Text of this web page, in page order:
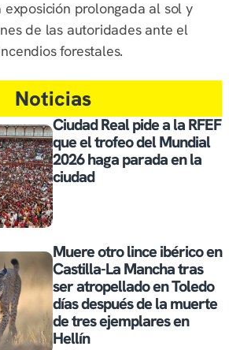
prolongada al sol y
de las autoridades ante el
forestales.
Noticias
Ciudad Real pide a la RFEF
que el trofeo del Mundial
2026 haga parada en la
ciudad
Muere otro lince ibérico en
Castilla-La Mancha tras
ser atropellado en Toledo
días después de la muerte
de tres ejemplares en
Hellín